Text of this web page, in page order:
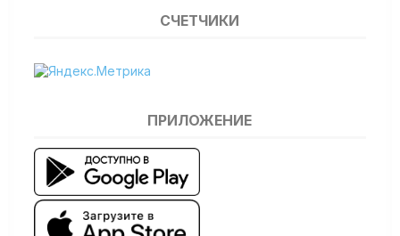
СЧЕТЧИКИ
ПРИЛОЖЕНИЕ